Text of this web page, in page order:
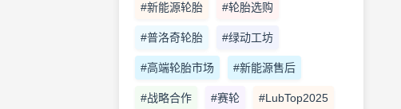
#新能源轮胎 #轮胎选购
#普洛奇轮胎 #绿动工坊
#高端轮胎市场 #新能源售后
#战略合作 #赛轮 #LubTop2025